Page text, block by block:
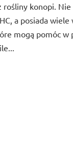
rośliny konopi.
a posiada wiele
mogą pomóc w